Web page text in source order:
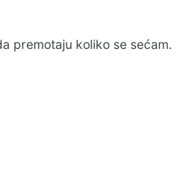
premotaju koliko se sećam.